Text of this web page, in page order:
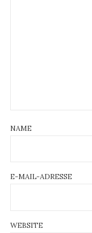
NAME
E-MAIL-ADRESSE
WEBSITE